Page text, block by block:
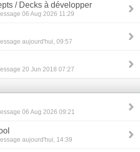
/ Decks à développer
06 Aug 2026 11:29
aujourd'hui, 09:57
20 Jun 2018 07:27
06 Aug 2026 09:21
aujourd'hui, 14:39